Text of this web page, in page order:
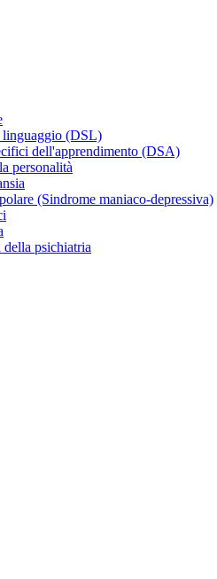
(DSL)
dell'apprendimento (DSA)
personalità
(Sindrome maniaco-depressiva)
della psichiatria